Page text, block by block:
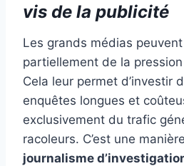
vis de la publicité
Les grands médias
partiellement de la
Cela leur permet d’investir
enquêtes longues et
exclusivement du trafic
racoleurs. C’est une
journalisme